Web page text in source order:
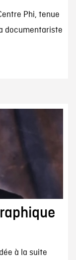
Phi, tenue
documentariste
à la suite